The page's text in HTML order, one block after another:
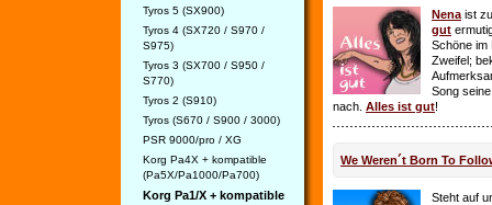
Tyros 5 (SX900)
Tyros 4 (SX720 / S970 /
S975)
Tyros 3 (SX700 / S950 /
S770)
Tyros 2 (S910)
Tyros (S670 / S900 / 3000)
PSR 9000/pro / XG
Korg Pa4X + kompatible
(Pa5X/Pa1000/Pa700)
Korg Pa1/X + kompatible
Nena ist
gut
Schöne im
Zweifel;
Song
nach. Alles ist gut!
We Weren´t Born To
Steht auf